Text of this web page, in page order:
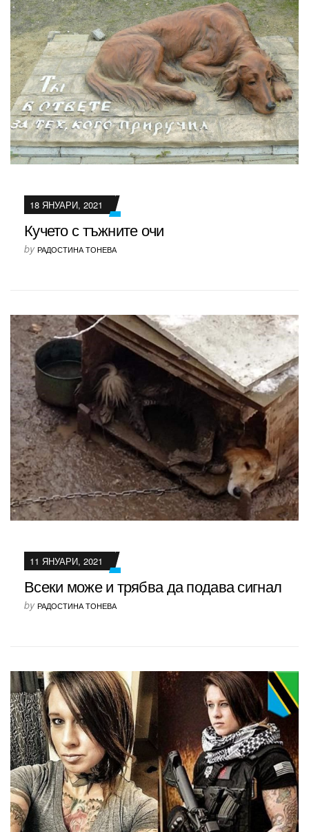
18 ЯНУАРИ, 2021
Кучето с тъжните очи
by РАДОСТИНА ТОНЕВА
11 ЯНУАРИ, 2021
Всеки може и трябва да подава сигнал
by РАДОСТИНА ТОНЕВА